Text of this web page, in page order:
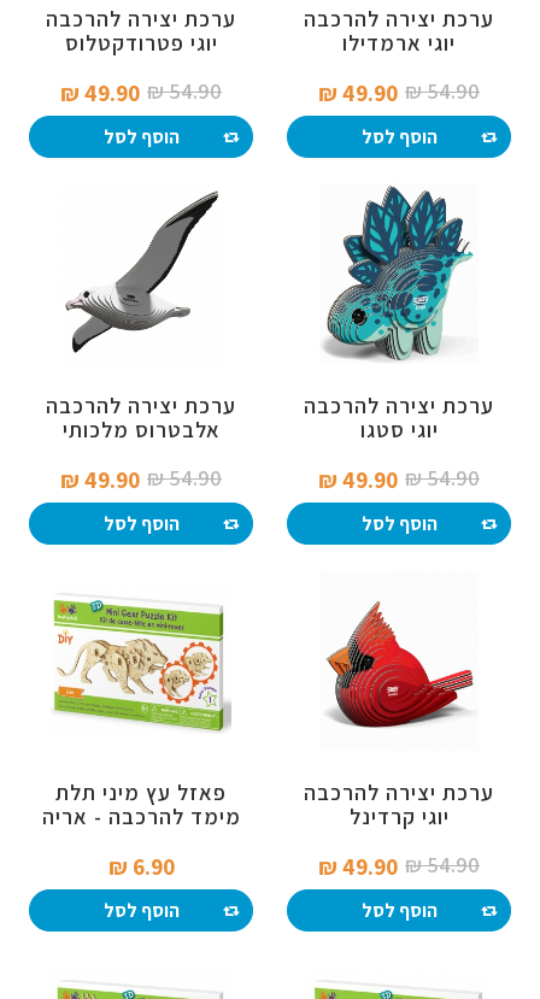
ערכת יצירה להרכבה
יוגי ארמדילו
54.90 ₪‎
49.90 ₪‎
הוסף לסל
ערכת יצירה להרכבה
יוגי פטרודקטלוס
54.90 ₪‎
49.90 ₪‎
הוסף לסל
ערכת יצירה להרכבה
יוגי סטגו
54.90 ₪‎
49.90 ₪‎
הוסף לסל
ערכת יצירה להרכבה
אלבטרוס מלכותי
54.90 ₪‎
49.90 ₪‎
הוסף לסל
ערכת יצירה להרכבה
יוגי קרדינל
54.90 ₪‎
49.90 ₪‎
הוסף לסל
פאזל עץ מיני תלת
מימד להרכבה - אריה
6.90 ₪‎
הוסף לסל